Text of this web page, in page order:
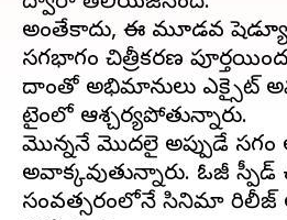
అంతేకాదు, ఈ మూడవ
సగభాగం చిత్రీకరణ
దాంతో అభిమానులు ఎక్సైట్
టైంలో ఆశ్చర్యపోతున్నారు.
మొన్ననే మొదలై అప్పుడే
అవాక్కవుతున్నారు. ఓజీ స్పీడ్
సంవత్సరంలోనే సినిమా